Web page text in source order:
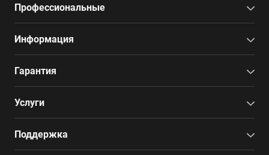
Профессиональные
Информация
Гарантия
Услуги
Поддержка